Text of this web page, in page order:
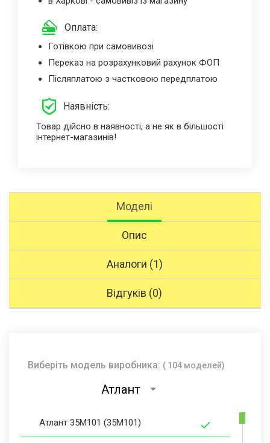
Оплата:
Готівкою при самовивозі
Переказ на розрахунковий рахунок ФОП
Післяплатою з частковою передплатою
Наявність:
Товар дійсно в наявності, а не як в більшості
інтернет-магазинів!
Моделі
Опис
Аналоги (1)
Відгуків (0)
Виберіть модель виробника: ( 104 моделей)
Атлант
Атлант 35М101 (35M101)